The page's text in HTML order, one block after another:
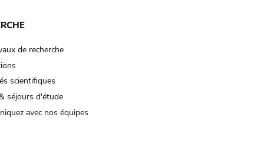
de recherche
scientifiques
séjours d'étude
avec nos équipes